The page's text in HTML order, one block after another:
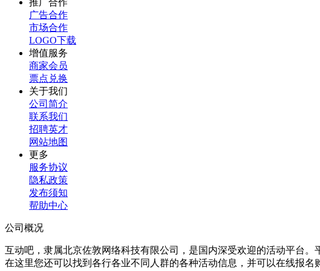
推广合作
广告合作
市场合作
LOGO下载
增值服务
商家会员
票点兑换
关于我们
公司简介
联系我们
招聘英才
网站地图
更多
服务协议
隐私政策
发布须知
帮助中心
公司概况
互动吧，隶属北京佐敦网络科技有限公司，是国内深受欢迎的活动平台
在这里您还可以找到各行各业不同人群的各种活动信息，并可以在线报名